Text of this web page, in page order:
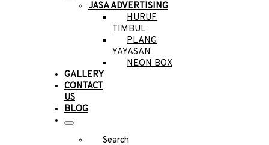
JASA ADVERTISING
HURUF
TIMBUL
PLANG
YAYASAN
NEON BOX
GALLERY
CONTACT
US
BLOG
Search